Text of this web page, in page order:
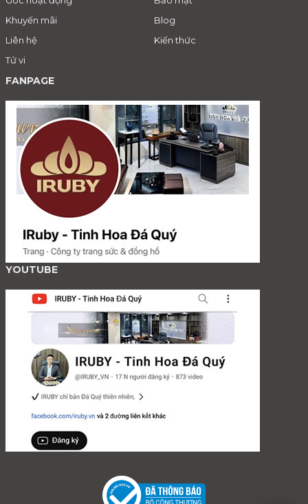
Khuyến mãi
Blog
Liên hệ
Kiến thức
Tử vi
FANPAGE
YOUTUBE